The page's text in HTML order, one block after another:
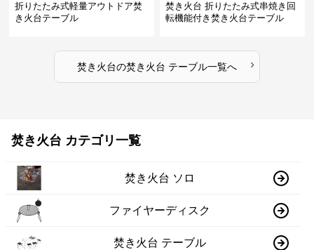
折りたたみ式軽量アウトドア焚
き火台テーブル
焚き火台 折りたたみ式串焼き回
転機能付き焚き火台テーブル
焚き火台の焚き火台 テーブル一覧へ ›
焚き火台 カテゴリ一覧
焚き火台 ソロ
ファイヤーディスク
焚き火台 テーブル